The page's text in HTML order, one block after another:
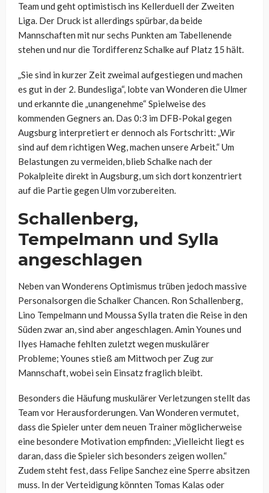
Team und geht optimistisch ins Kellerduell der Zweiten
Liga. Der Druck ist allerdings spürbar, da beide
Mannschaften mit nur sechs Punkten am Tabellenende
stehen und nur die Tordifferenz Schalke auf Platz 15 hält.
„Sie sind in kurzer Zeit zweimal aufgestiegen und machen
es gut in der 2. Bundesliga“, lobte van Wonderen die Ulmer
und erkannte die „unangenehme“ Spielweise des
kommenden Gegners an. Das 0:3 im DFB-Pokal gegen
Augsburg interpretiert er dennoch als Fortschritt: „Wir
sind auf dem richtigen Weg, machen unsere Arbeit.“ Um
Belastungen zu vermeiden, blieb Schalke nach der
Pokalpleite direkt in Augsburg, um sich dort konzentriert
auf die Partie gegen Ulm vorzubereiten.
Schallenberg,
Tempelmann und Sylla
angeschlagen
Neben van Wonderens Optimismus trüben jedoch massive
Personalsorgen die Schalker Chancen. Ron Schallenberg,
Lino Tempelmann und Moussa Sylla traten die Reise in den
Süden zwar an, sind aber angeschlagen. Amin Younes und
Ilyes Hamache fehlten zuletzt wegen muskulärer
Probleme; Younes stieß am Mittwoch per Zug zur
Mannschaft, wobei sein Einsatz fraglich bleibt.
Besonders die Häufung muskulärer Verletzungen stellt das
Team vor Herausforderungen. Van Wonderen vermutet,
dass die Spieler unter dem neuen Trainer möglicherweise
eine besondere Motivation empfinden: „Vielleicht liegt es
daran, dass die Spieler sich besonders zeigen wollen.“
Zudem steht fest, dass Felipe Sanchez eine Sperre absitzen
muss. In der Verteidigung könnten Tomas Kalas oder